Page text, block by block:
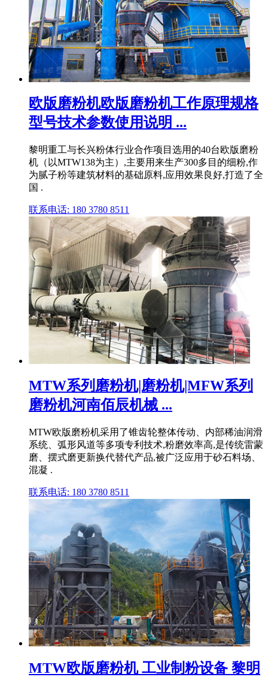
欧版磨粉机欧版磨粉机工作原理规格
型号技术参数使用说明 ...
黎明重工与长兴粉体行业合作项目选用的40台欧版磨粉
机（以MTW138为主）,主要用来生产300多目的细粉,作
为腻子粉等建筑材料的基础原料,应用效果良好,打造了全
国 .
联系电话: 180 3780 8511
MTW系列磨粉机|磨粉机|MFW系列
磨粉机河南佰辰机械 ...
MTW欧版磨粉机采用了锥齿轮整体传动、内部稀油润滑
系统、弧形风道等多项专利技术,粉磨效率高,是传统雷蒙
磨、摆式磨更新换代替代产品,被广泛应用于砂石料场、
混凝 .
联系电话: 180 3780 8511
MTW欧版磨粉机 工业制粉设备 黎明